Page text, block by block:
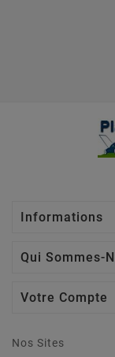
Informations
Qui Sommes-
Votre Compte
Nos Sites